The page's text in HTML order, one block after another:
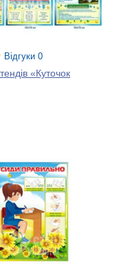
— перевірений
до наших
у вигляді
Якість товару —
зручну для вас та
Відгуки 0
«Куточок